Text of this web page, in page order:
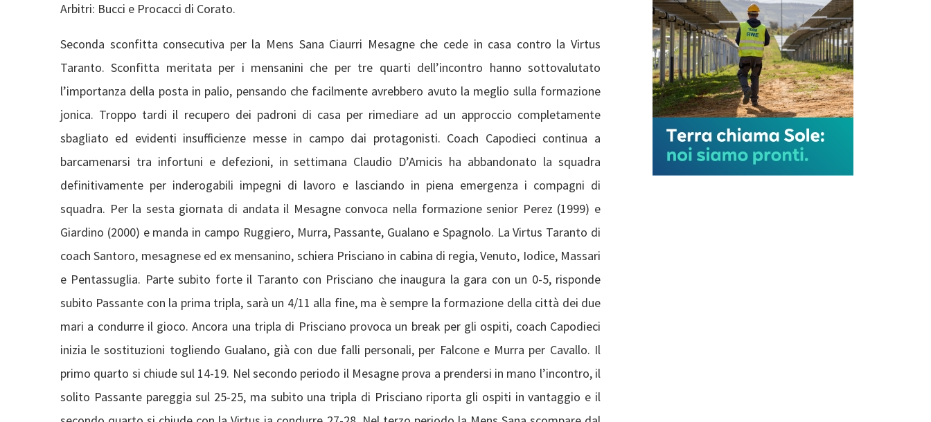
Arbitri: Bucci e Procacci di Corato.
Seconda sconfitta consecutiva per la Mens Sana Ciaurri Mesagne che cede in casa contro la Virtus
Taranto. Sconfitta meritata per i mensanini che per tre quarti dell’incontro hanno sottovalutato
l’importanza della posta in palio, pensando che facilmente avrebbero avuto la meglio sulla formazione
jonica. Troppo tardi il recupero dei padroni di casa per rimediare ad un approccio completamente
sbagliato ed evidenti insufficienze messe in campo dai protagonisti. Coach Capodieci continua a
barcamenarsi tra infortuni e defezioni, in settimana Claudio D’Amicis ha abbandonato la squadra
definitivamente per inderogabili impegni di lavoro e lasciando in piena emergenza i compagni di
squadra. Per la sesta giornata di andata il Mesagne convoca nella formazione senior Perez (1999) e
Giardino (2000) e manda in campo Ruggiero, Murra, Passante, Gualano e Spagnolo. La Virtus Taranto di
coach Santoro, mesagnese ed ex mensanino, schiera Prisciano in cabina di regia, Venuto, Iodice, Massari
e Pentassuglia. Parte subito forte il Taranto con Prisciano che inaugura la gara con un 0-5, risponde
subito Passante con la prima tripla, sarà un 4/11 alla fine, ma è sempre la formazione della città dei due
mari a condurre il gioco. Ancora una tripla di Prisciano provoca un break per gli ospiti, coach Capodieci
inizia le sostituzioni togliendo Gualano, già con due falli personali, per Falcone e Murra per Cavallo. Il
primo quarto si chiude sul 14-19. Nel secondo periodo il Mesagne prova a prendersi in mano l’incontro, il
solito Passante pareggia sul 25-25, ma subito una tripla di Prisciano riporta gli ospiti in vantaggio e il